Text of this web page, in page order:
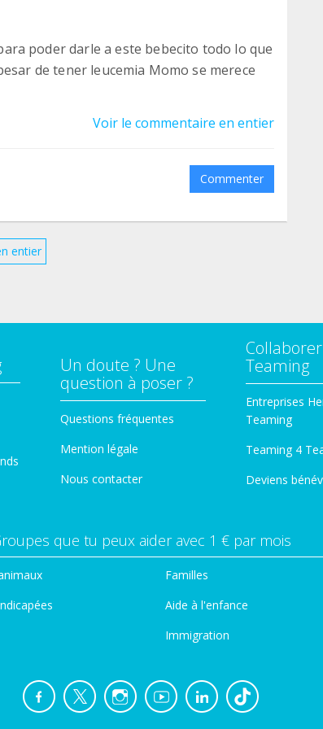
poder darle a este bebecito todo lo que
de tener leucemia Momo se merece
Voir le commentaire en entier
Commenter
entier
Un doute ? Une
question à poser ?
Questions fréquentes
Mention légale
Nous contacter
Teaming
Entreprises
Teaming
Teaming 4
Deviens
que tu peux aider avec 1 € par mois
Familles
Aide à l'enfance
Immigration